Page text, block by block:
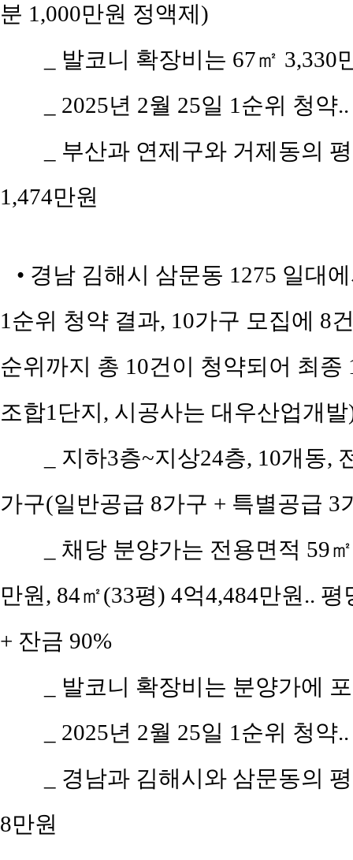
분 1,000만원 정액제)
_ 발코니 확장비는 67㎡ 3,330
_ 2025년 2월 25일 1순위 청
_ 부산과 연제구와 거제동의
1,474만원
• 경남 김해시 삼문동 1275 일대
1순위 청약 결과, 10가구 모집에 8
순위까지 총 10건이 청약되어 최
조합1단지, 시공사는 대우산업개
_ 지하3층~지상24층, 10개동,
가구(일반공급 8가구 + 특별공급 3
_ 채당 분양가는 전용면적 59
만원, 84㎡(33평) 4억4,484만원..
+ 잔금 90%
_ 발코니 확장비는 분양가에
_ 2025년 2월 25일 1순위 청
_ 경남과 김해시와 삼문동의
8만원